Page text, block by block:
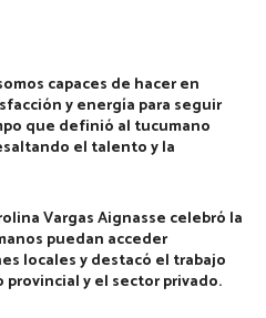
capaces de hacer en
y energía para seguir
que definió al tucumano
el talento y la
Vargas Aignasse celebró la
puedan acceder
locales y destacó el trabajo
y el sector privado.